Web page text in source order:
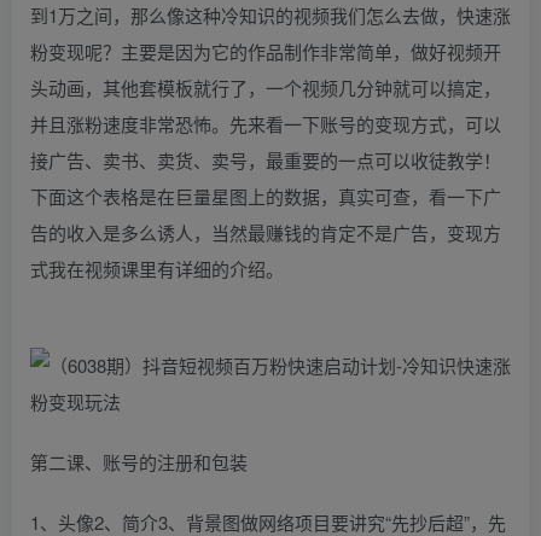
到1万之间，那么像这种冷知识的视频我们怎么去做，快速涨
粉变现呢？主要是因为它的作品制作非常简单，做好视频开
头动画，其他套模板就行了，一个视频几分钟就可以搞定，
并且涨粉速度非常恐怖。先来看一下账号的变现方式，可以
接广告、卖书、卖货、卖号，最重要的一点可以收徒教学！
下面这个表格是在巨量星图上的数据，真实可查，看一下广
告的收入是多么诱人，当然最赚钱的肯定不是广告，变现方
式我在视频课里有详细的介绍。
第二课、账号的注册和包装
1、头像2、简介3、背景图做网络项目要讲究“先抄后超”，先